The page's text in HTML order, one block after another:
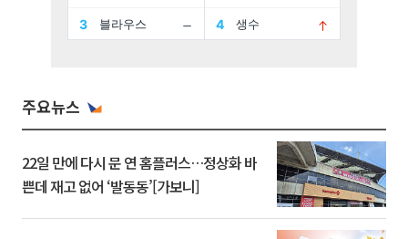
주요뉴스
22일 만에 다시 문 연 홈플러스…정상화 바
쁜데 재고 없어 ‘발동동’[가보니]